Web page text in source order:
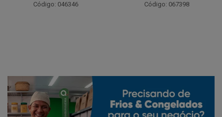
Código: 046346 Código: 067398